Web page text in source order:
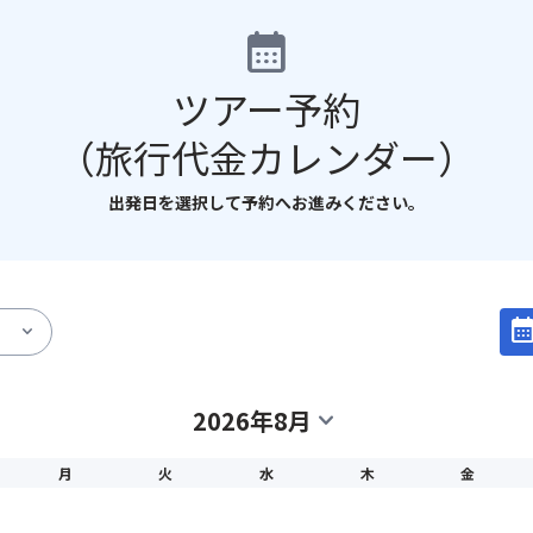
calendar_month
ツアー予約
（旅行代金カレンダー）
出発日を選択して予約へお進みください。
expand_more calendar_month
2026年8月 expand_more
月 火 水 木 金